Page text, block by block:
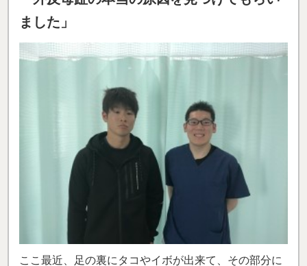
ました」
ここ最近、足の裏にタコやイボが出来て、その部分に